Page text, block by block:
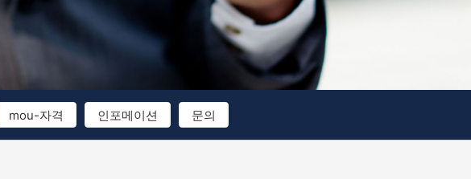
mou-자격 인포메이션 문의